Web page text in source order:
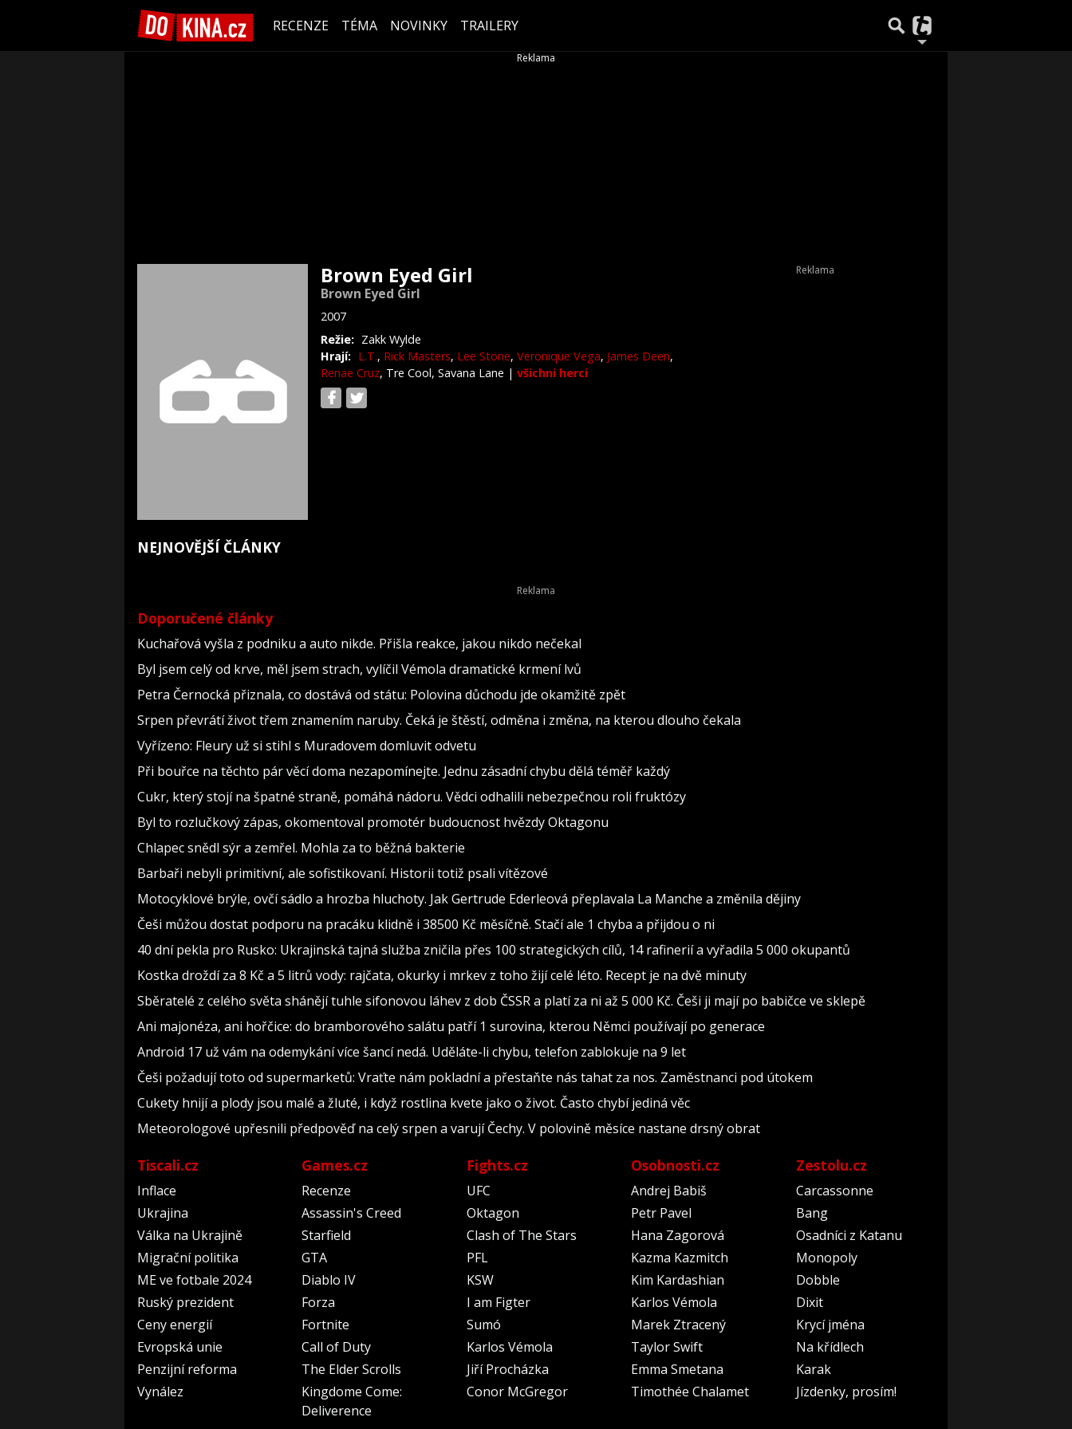
RECENZE TÉMA NOVINKY TRAILERY
Brown Eyed Girl
Brown Eyed Girl
2007
Režie: Zakk Wylde
Hrají: L.T., Rick Masters, Lee Stone, Veronique Vega, James Deen,
Renae Cruz, Tre Cool, Savana Lane | všichni herci
NEJNOVĚJŠÍ ČLÁNKY
Doporučené články
Kuchařová vyšla z podniku a auto nikde. Přišla reakce, jakou nikdo nečekal
Byl jsem celý od krve, měl jsem strach, vylíčil Vémola dramatické krmení lvů
Petra Černocká přiznala, co dostává od státu: Polovina důchodu jde okamžitě zpět
Srpen převrátí život třem znamením naruby. Čeká je štěstí, odměna i změna, na kterou dlouho čekala
Vyřízeno: Fleury už si stihl s Muradovem domluvit odvetu
Při bouřce na těchto pár věcí doma nezapomínejte. Jednu zásadní chybu dělá téměř každý
Cukr, který stojí na špatné straně, pomáhá nádoru. Vědci odhalili nebezpečnou roli fruktózy
Byl to rozlučkový zápas, okomentoval promotér budoucnost hvězdy Oktagonu
Chlapec snědl sýr a zemřel. Mohla za to běžná bakterie
Barbaři nebyli primitivní, ale sofistikovaní. Historii totiž psali vítězové
Motocyklové brýle, ovčí sádlo a hrozba hluchoty. Jak Gertrude Ederleová přeplavala La Manche a změnila dějiny
Češi můžou dostat podporu na pracáku klidně i 38500 Kč měsíčně. Stačí ale 1 chyba a přijdou o ni
40 dní pekla pro Rusko: Ukrajinská tajná služba zničila přes 100 strategických cílů, 14 rafinerií a vyřadila 5 000 okupantů
Kostka droždí za 8 Kč a 5 litrů vody: rajčata, okurky i mrkev z toho žijí celé léto. Recept je na dvě minuty
Sběratelé z celého světa shánějí tuhle sifonovou láhev z dob ČSSR a platí za ni až 5 000 Kč. Češi ji mají po babičce ve sklepě
Ani majonéza, ani hořčice: do bramborového salátu patří 1 surovina, kterou Němci používají po generace
Android 17 už vám na odemykání více šancí nedá. Uděláte-li chybu, telefon zablokuje na 9 let
Češi požadují toto od supermarketů: Vraťte nám pokladní a přestaňte nás tahat za nos. Zaměstnanci pod útokem
Cukety hnijí a plody jsou malé a žluté, i když rostlina kvete jako o život. Často chybí jediná věc
Meteorologové upřesnili předpověď na celý srpen a varují Čechy. V polovině měsíce nastane drsný obrat
Tiscali.cz
Inflace
Ukrajina
Válka na Ukrajině
Migrační politika
ME ve fotbale 2024
Ruský prezident
Ceny energií
Evropská unie
Penzijní reforma
Vynález
Games.cz
Recenze
Assassin's Creed
Starfield
GTA
Diablo IV
Forza
Fortnite
Call of Duty
The Elder Scrolls
Kingdome Come:
Deliverence
Fights.cz
UFC
Oktagon
Clash of The Stars
PFL
KSW
I am Figter
Sumó
Karlos Vémola
Jiří Procházka
Conor McGregor
Osobnosti.cz
Andrej Babiš
Petr Pavel
Hana Zagorová
Kazma Kazmitch
Kim Kardashian
Karlos Vémola
Marek Ztracený
Taylor Swift
Emma Smetana
Timothée Chalamet
Zestolu.cz
Carcassonne
Bang
Osadníci z Katanu
Monopoly
Dobble
Dixit
Krycí jména
Na křídlech
Karak
Jízdenky, prosím!